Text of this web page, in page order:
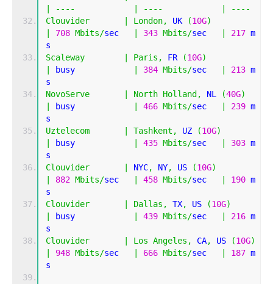
---- ----
----
Clouvider
London, UK (10G)
708 Mbits/sec 343 Mbits/sec 217 m
s
Scaleway
Paris , FR (10G)
busy 384 Mbits/sec 213 m
s
NovoServe
North Holland , NL (40G)
busy 466 Mbits/sec 239 m
s
Uztelecom
Tashkent , UZ (10G)
busy 435 Mbits/sec 303 m
s
Clouvider
NYC, NY, US (10G)
882 Mbits/sec 458 Mbits/sec 190 m
s
Clouvider
Dallas , TX, US (10G)
busy 439 Mbits/sec 216 m
s
Clouvider
Los Angeles , CA, US (10G)
948 Mbits/sec 666 Mbits/sec 187 m
s